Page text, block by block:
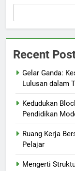
Recent
Gelar Ganda:
Lulusan dalam
Kedudukan
Pendidikan
Ruang Kerja
Pelajar
Mengerti